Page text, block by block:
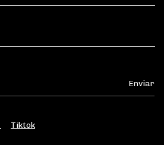
Tiktok